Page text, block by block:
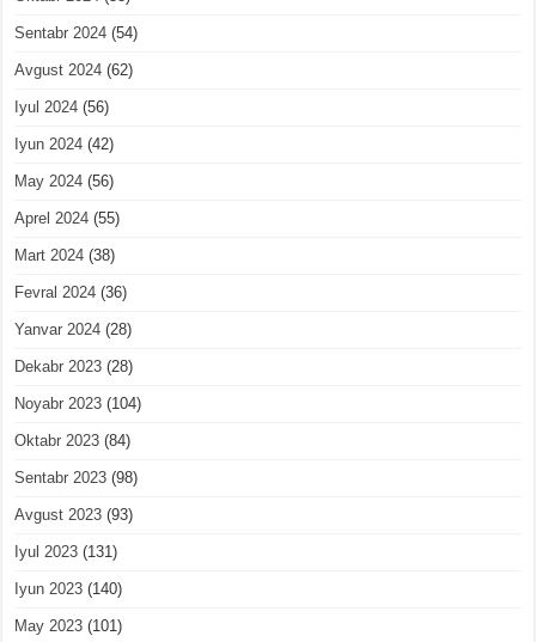
Sentabr 2024 (54)
Avgust 2024 (62)
Iyul 2024 (56)
Iyun 2024 (42)
May 2024 (56)
Aprel 2024 (55)
Mart 2024 (38)
Fevral 2024 (36)
Yanvar 2024 (28)
Dekabr 2023 (28)
Noyabr 2023 (104)
Oktabr 2023 (84)
Sentabr 2023 (98)
Avgust 2023 (93)
Iyul 2023 (131)
Iyun 2023 (140)
May 2023 (101)